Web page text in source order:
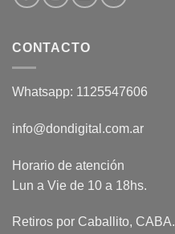
CONTACTO
Whatsapp: 1125547606
info@dondigital.com.ar
Horario de atención
Lun a Vie de 10 a 18hs.
Retiros por Caballito, CABA.